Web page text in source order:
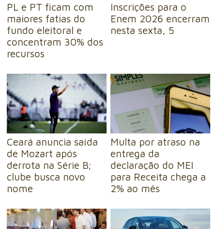
PL e PT ficam com
maiores fatias do
fundo eleitoral e
concentram 30% dos
recursos
Inscrições para o
Enem 2026 encerram
nesta sexta, 5
Ceará anuncia saída
de Mozart após
derrota na Série B;
clube busca novo
nome
Multa por atraso na
entrega da
declaração do MEI
para Receita chega a
2% ao mês